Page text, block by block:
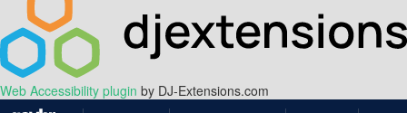
Web Accessibility plugin by DJ-Extensions.com